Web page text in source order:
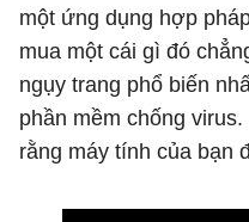
một ứng dụng hợp
mua một cái gì đó
ngụy trang phổ biến
phần mềm chống
rằng máy tính của bạn